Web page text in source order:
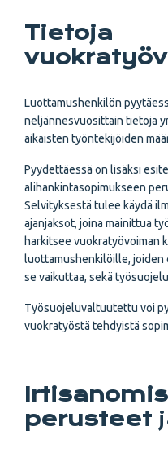
Tietoja
Luottamushenkilön
neljännesvuosittain tietoja
aikaisten työntekijöiden
Pyydettäessä on lisäksi
alihankintasopimukseen
Selvityksestä tulee käydä
ajanjaksot, joina mainittua
harkitsee vuokratyövoiman
luottamushenkilöille, joiden
se vaikuttaa, sekä
Työsuojeluvaltuutettu voi
vuokratyöstä tehdyistä
perusteet